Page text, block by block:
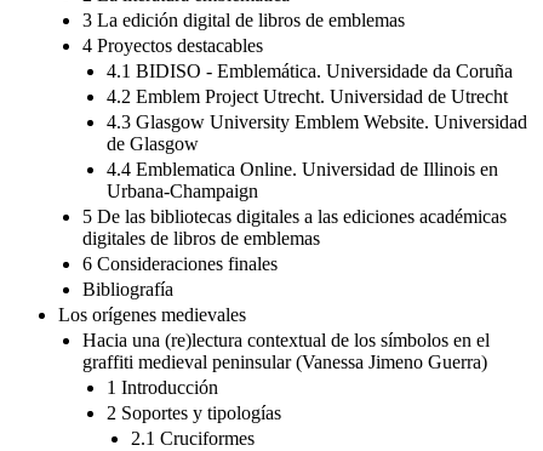
3 La edición digital de libros de emblemas
4 Proyectos destacables
4.1 BIDISO - Emblemática. Universidade da Coruña
4.2 Emblem Project Utrecht. Universidad de Utrecht
4.3 Glasgow University Emblem Website. Universidad
de Glasgow
4.4 Emblematica Online. Universidad de Illinois en
Urbana-Champaign
5 De las bibliotecas digitales a las ediciones académicas
digitales de libros de emblemas
6 Consideraciones finales
Bibliografía
Los orígenes medievales
Hacia una (re)lectura contextual de los símbolos en el
graffiti medieval peninsular (Vanessa Jimeno Guerra)
1 Introducción
2 Soportes y tipologías
2.1 Cruciformes